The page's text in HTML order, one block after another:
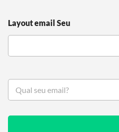
Layout email Seu
S
u